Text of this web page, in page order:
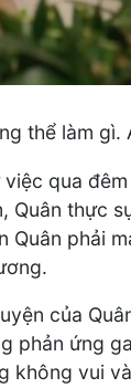
thể làm gì.
qua
thực
Quân phải
của
phản ứng
không vui